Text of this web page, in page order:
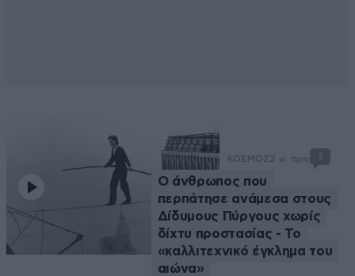
ΚΟΣΜΟΣ2 ω. πριν 2
Ο άνθρωπος που
περπάτησε ανάμεσα στους
Δίδυμους Πύργους χωρίς
δίχτυ προστασίας - Το
«καλλιτεχνικό έγκλημα του
αιώνα»